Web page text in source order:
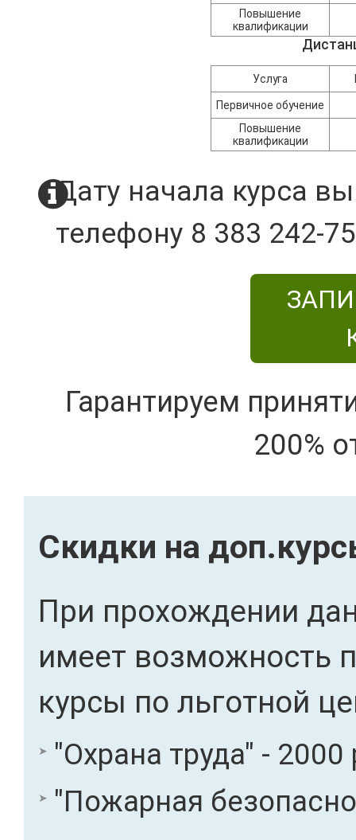
Повышение
квалификации
Услуга
Первичное обучение
Повышение
квалификации
Дату начала курса
телефону 8 383 242-
Гарантируем
200%
Скидки на
При прохождении
имеет возможность
курсы по льготной
"Охрана труда" - 2000
"Пожарная